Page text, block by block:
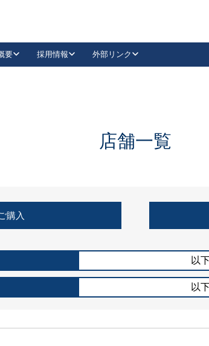
抗ウイルス・抗菌製品
要 採用情報 外部リンク
LinkedIn
住宅使用部材標準化推進協議会
店舗一覧
購入
以
以